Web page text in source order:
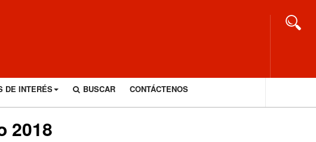
DE INTERÉS BUSCAR CONTÁCTENOS
2018